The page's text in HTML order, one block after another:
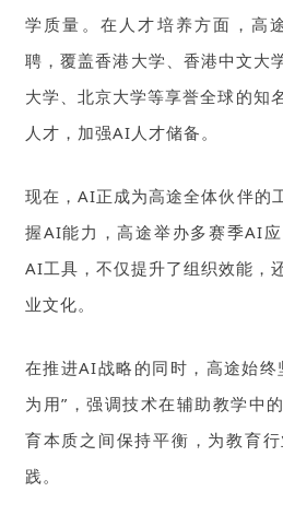
学质量。在人才培养方面，高
聘，覆盖香港大学、香港中文大
大学、北京大学等享誉全球的知
人才，加强AI人才储备。
现在，AI正成为高途全体伙伴的
握AI能力，高途举办多赛季AI
AI工具，不仅提升了组织效能，
业文化。
在推进AI战略的同时，高途始终
为用”，强调技术在辅助教学中
育本质之间保持平衡，为教育
践。